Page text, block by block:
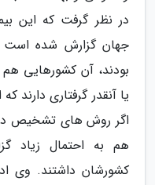
جهان گزارش شده است
بودند، آن کشورهایی
یا آنقدر گرفتاری دارند
اگر روش های تشخیص
هم به احتمال زیاد
کشورشان داشتند. وی